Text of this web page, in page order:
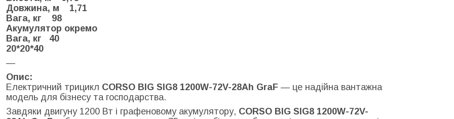
Довжина, м 1,71
Вага, кг 98
Акумулятор окремо
Вага, кг 40
20*20*40
—
Опис:
Електричний трицикл CORSO BIG SIG8 1200W-72V-28Ah GraF — це надійна вантажна
модель для бізнесу та господарства.
Завдяки двигуну 1200 Вт і графеновому акумулятору, CORSO BIG SIG8 1200W-72V-